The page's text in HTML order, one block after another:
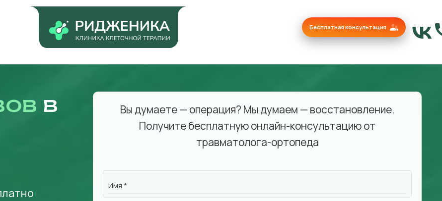
Бесплатная консультация
в
Вы думаете — операция? Мы думаем — восстановление.
Получите бесплатную онлайн-консультацию от
травматолога-ортопеда
Имя *